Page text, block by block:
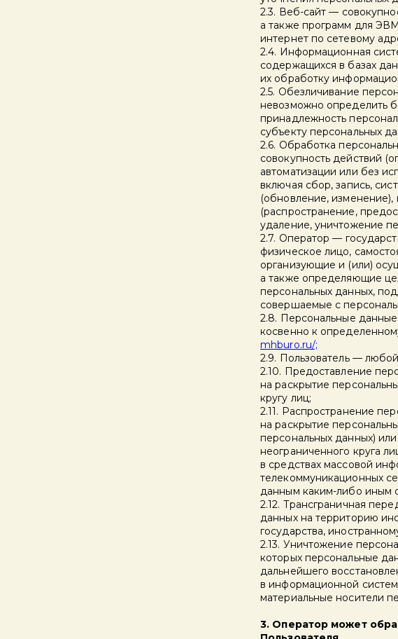
2.3. Веб-сайт —
а также программ для
интернет по сетевому
2.4. Информационная
содержащихся в базах
их обработку
2.5. Обезличивание
невозможно определить
принадлежность
субъекту персональных
2.6. Обработка
совокупность действий
автоматизации или без
включая сбор, запись,
(обновление, изменение),
(распространение,
удаление, уничтожение
2.7. Оператор —
физическое лицо,
организующие и (или)
а также определяющие
персональных данных,
совершаемые с
2.8. Персональные
косвенно к
mhburo.ru/;
2.9. Пользователь —
2.10. Предоставление
на раскрытие
кругу лиц;
2.11. Распространение
на раскрытие
персональных данных)
неограниченного круга
в средствах массовой
телекоммуникационных
данным каким-либо иным
2.12. Трансграничная
данных на территорию
государства,
2.13. Уничтожение
которых персональные
дальнейшего
в информационной
материальные носители
3. Оператор может